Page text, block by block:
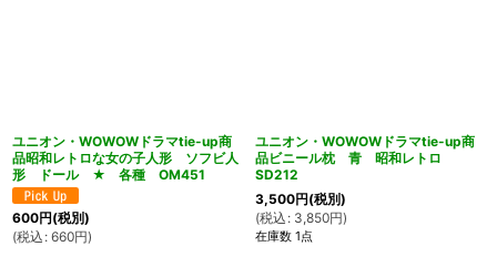
ユニオン・WOWOWドラマtie-up商
品昭和レトロな女の子人形 ソフビ人
形 ドール ★ 各種 OM451
600円(税別)
(税込 : 660円)
ユニオン・WOWOWドラマtie-up商
品ビニール枕 青 昭和レトロ
SD212
3,500円(税別)
(税込 : 3,850円)
在庫数 1点